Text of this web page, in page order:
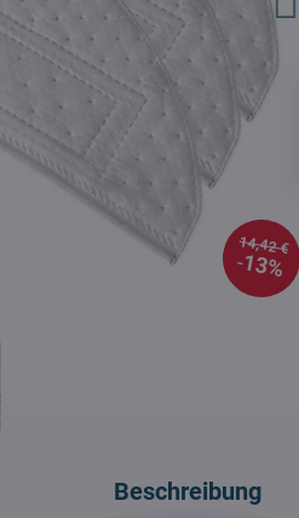
14,42 €
13%
Beschreibung